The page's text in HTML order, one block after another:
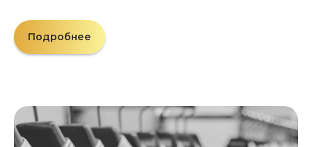
Подробнее